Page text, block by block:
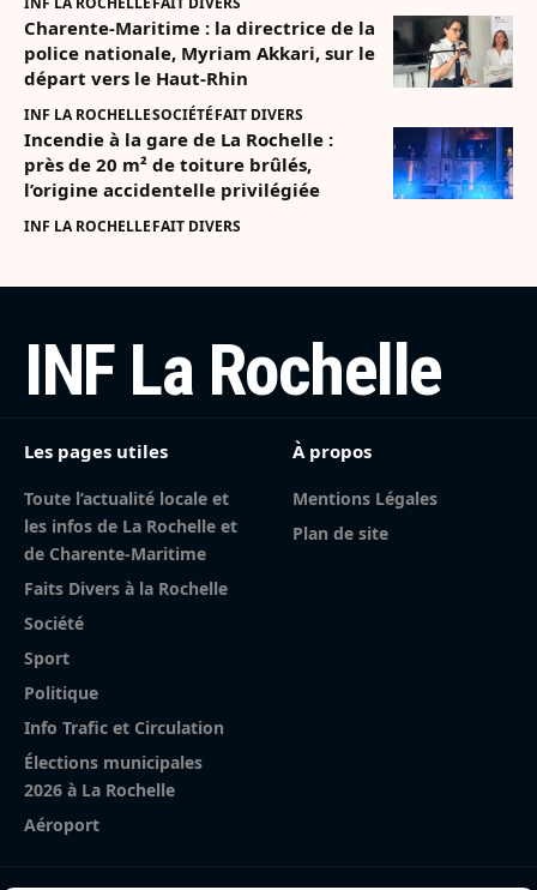
Charente-Maritime : la directrice de la
police nationale, Myriam Akkari, sur le
départ vers le Haut-Rhin
INF LA ROCHELLESOCIÉTÉFAIT DIVERS
Incendie à la gare de La Rochelle :
près de 20 m² de toiture brûlés,
l’origine accidentelle privilégiée
INF LA ROCHELLEFAIT DIVERS
INF La Rochelle
Les pages utiles
Toute l’actualité locale et
les infos de La Rochelle et
de Charente-Maritime
Faits Divers à la Rochelle
Société
Sport
Politique
Info Trafic et Circulation
Élections municipales
2026 à La Rochelle
Aéroport
À propos
Mentions Légales
Plan de site